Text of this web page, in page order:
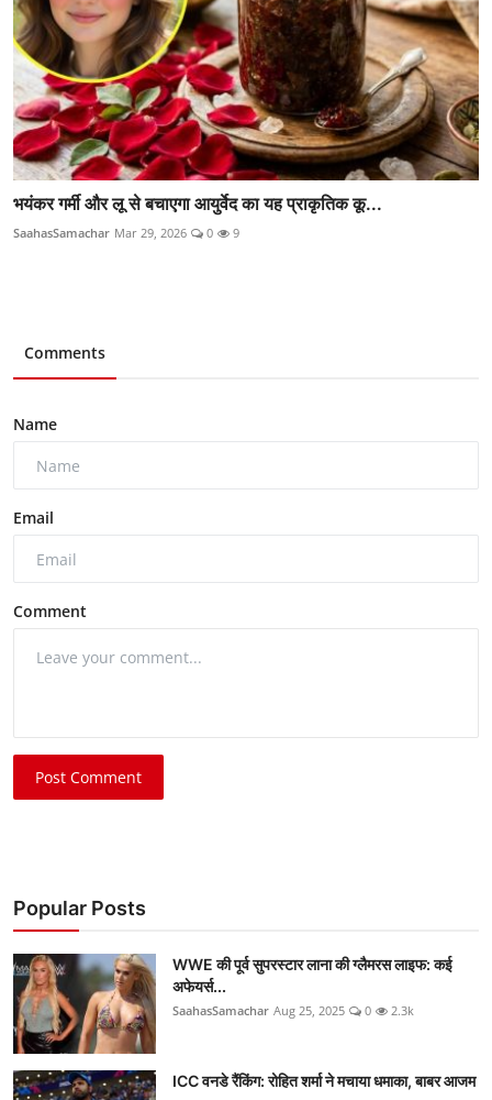
भयंकर गर्मी और लू से बचाएगा आयुर्वेद का यह प्राकृतिक कू...
SaahasSamachar Mar 29, 2026 0 9
Comments
Name
Email
Comment
Post Comment
Popular Posts
WWE की पूर्व सुपरस्टार लाना की ग्लैमरस लाइफ: कई
अफेयर्स...
SaahasSamachar Aug 25, 2025 0 2.3k
ICC वनडे रैंकिंग: रोहित शर्मा ने मचाया धमाका, बाबर आजम